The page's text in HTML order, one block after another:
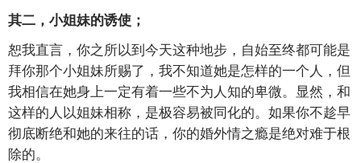
其二，小姐妹的诱使；
恕我直言，你之所以到今天这种地步，自始至终都可能是
拜你那个小姐妹所赐了，我不知道她是怎样的一个人，但
我相信在她身上一定有着一些不为人知的卑微。显然，和
这样的人以姐妹相称，是极容易被同化的。如果你不趁早
彻底断绝和她的来往的话，你的婚外情之瘾是绝对难于根
除的。